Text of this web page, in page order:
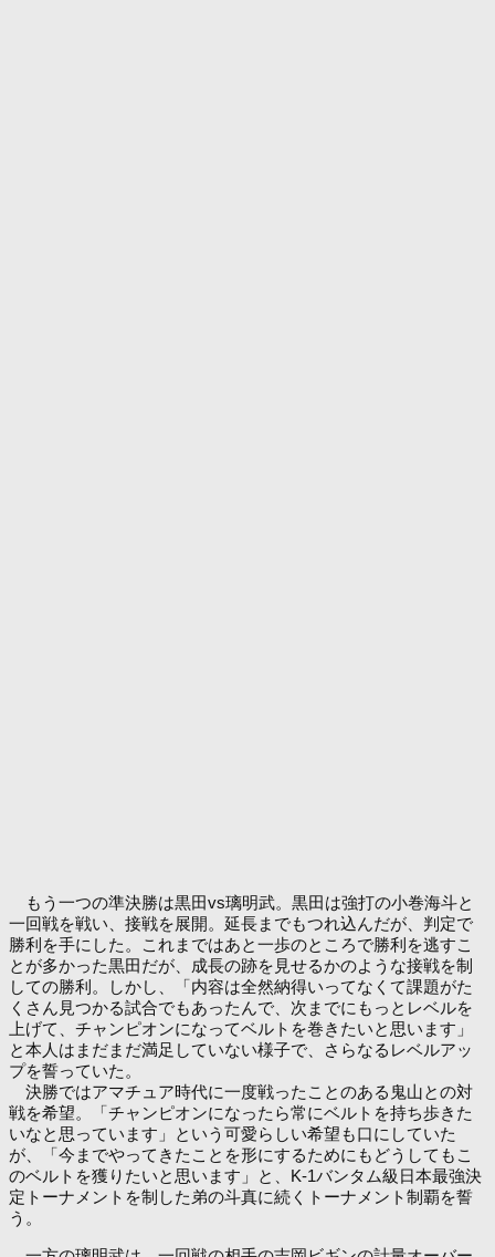
もう一つの準決勝は黒田vs璃明武。黒田は強打の小巻海斗と
一回戦を戦い、接戦を展開。延長までもつれ込んだが、判定で
勝利を手にした。これまではあと一歩のところで勝利を逃すこ
とが多かった黒田だが、成長の跡を見せるかのような接戦を制
しての勝利。しかし、「内容は全然納得いってなくて課題がた
くさん見つかる試合でもあったんで、次までにもっとレベルを
上げて、チャンピオンになってベルトを巻きたいと思います」
と本人はまだまだ満足していない様子で、さらなるレベルアッ
プを誓っていた。
決勝ではアマチュア時代に一度戦ったことのある鬼山との対
戦を希望。「チャンピオンになったら常にベルトを持ち歩きた
いなと思っています」という可愛らしい希望も口にしていた
が、「今までやってきたことを形にするためにもどうしてもこ
のベルトを獲りたいと思います」と、K-1バンタム級日本最強決
定トーナメントを制した弟の斗真に続くトーナメント制覇を誓
う。